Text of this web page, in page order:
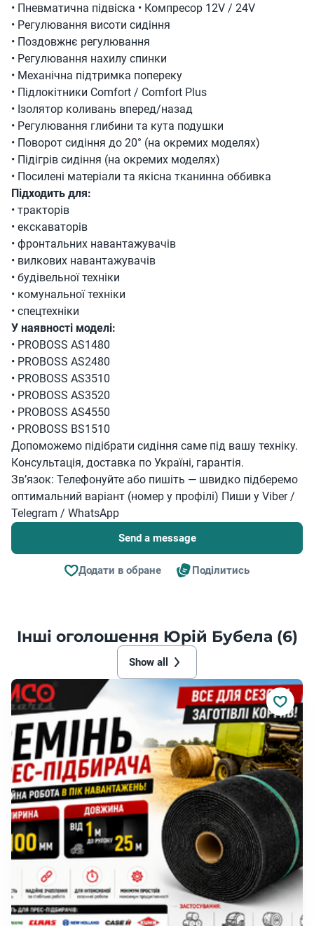
• Пневматична підвіска • Компресор 12V / 24V
• Регулювання висоти сидіння
• Поздовжнє регулювання
• Регулювання нахилу спинки
• Механічна підтримка попереку
• Підлокітники Comfort / Comfort Plus
• Ізолятор коливань вперед/назад
• Регулювання глибини та кута подушки
• Поворот сидіння до 20° (на окремих моделях)
• Підігрів сидіння (на окремих моделях)
• Посилені матеріали та якісна тканинна оббивка
Підходить для:
• тракторів
• екскаваторів
• фронтальних навантажувачів
• вилкових навантажувачів
• будівельної техніки
• комунальної техніки
• спецтехніки
У наявності моделі:
• PROBOSS AS1480
• PROBOSS AS2480
• PROBOSS AS3510
• PROBOSS AS3520
• PROBOSS AS4550
• PROBOSS BS1510
Допоможемо підібрати сидіння саме під вашу техніку.
Консультація, доставка по Україні, гарантія.
Зв’язок: Телефонуйте або пишіть — швидко підберемо
оптимальний варіант (номер у профілі) Пиши у Viber /
Telegram / WhatsApp
Send a message
Додати в обране Поділитись
Інші оголошення Юрій Бубела (6)
Show all